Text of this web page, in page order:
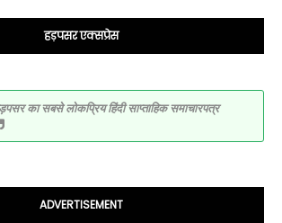
हड़पसर एक्सप्रेस
का सबसे लोकप्रिय हिंदी साप्ताहिक समाचारपत्र
ADVERTISEMENT